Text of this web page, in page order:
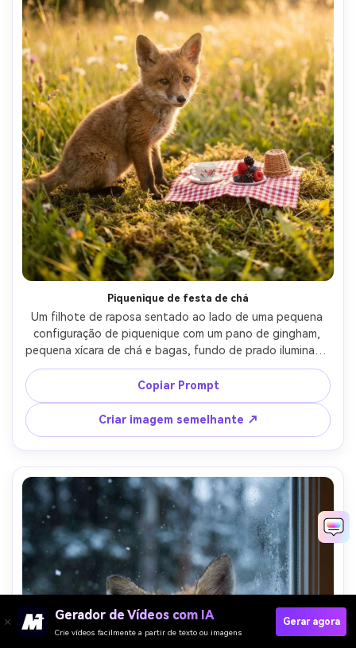
Piquenique de festa de chá
Um filhote de raposa sentado ao lado de uma pequena
configuração de piquenique com um pano de gingham,
pequena xícara de chá e bagas, fundo de prado iluminado
pelo sol, luz de hora dourada suave, tirado em Sony A7R V
com 35mm f/1.4, retrato ambiental, bokeh cremoso, pele
fotorealista e adereços, clima acolhedor caprichoso-AR
4:5
Copiar Prompt
Criar imagem semelhante ↗
Gerador de Vídeos com IA
Crie vídeos facilmente a partir de texto ou imagens
Gerar agora